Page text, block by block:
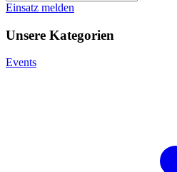
Einsatz melden
Unsere Kategorien
Events